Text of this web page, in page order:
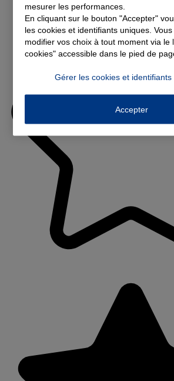
mesurer les performances.
En cliquant sur le bouton "Accepter"
les cookies et identifiants uniques.
modifier vos choix à tout moment via le
cookies" accessible dans le pied de
Gérer les cookies et identifiants
Accepter